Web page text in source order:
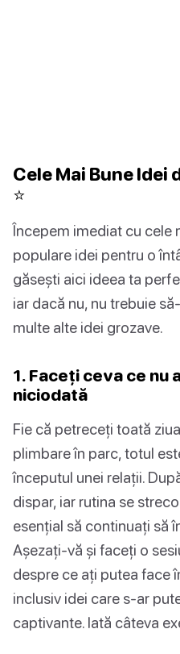
Cele Mai Bune Idei
⭐️
Începem imediat cu cele
populare idei pentru o
găsești aici ideea ta
iar dacă nu, nu trebuie
multe alte idei grozave.
1. Faceți ceva ce nu
niciodată
Fie că petreceți toată
plimbare în parc, totul
începutul unei relații.
dispar, iar rutina se
esențial să continuați să
Așezați-vă și faceți o
despre ce ați putea face
inclusiv idei care s-ar
captivante. Iată câteva